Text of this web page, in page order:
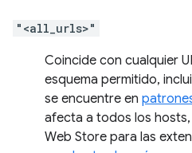
"<all_urls>"
Coincide con cualquier
esquema permitido,
se encuentre en
afecta a todos los
Web Store para las